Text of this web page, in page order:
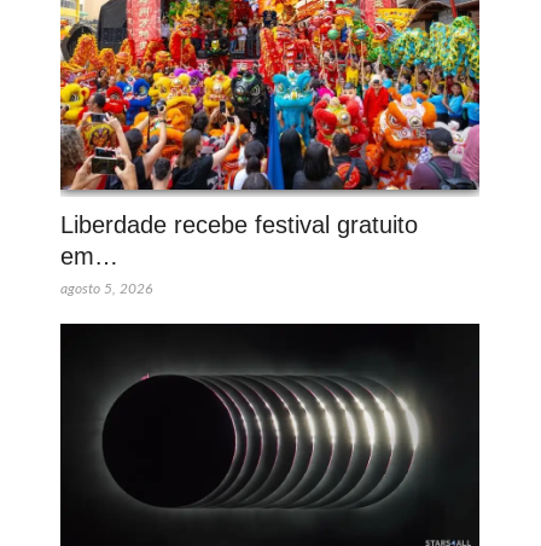
Liberdade recebe festival gratuito
em…
agosto 5, 2026